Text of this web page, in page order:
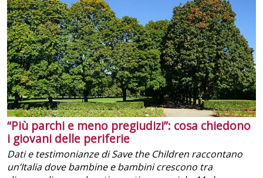
“Più parchi e meno pregiudizi”: cosa chiedono
i giovani delle periferie
Dati e testimonianze di Save the Children raccontano
un’Italia dove bambine e bambini crescono tra